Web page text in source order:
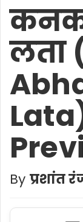
लता
By प्रशांत